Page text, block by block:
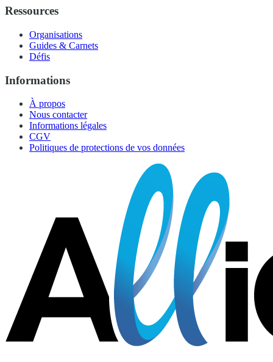
Ressources
Organisations
Guides & Carnets
Défis
Informations
À propos
Nous contacter
Informations légales
CGV
Politiques de protections de vos données